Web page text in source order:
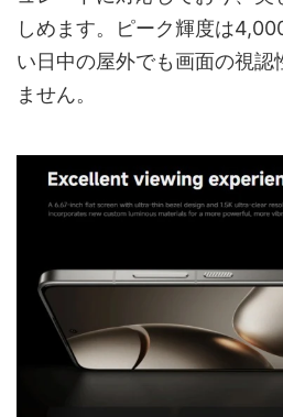
しめます。ピーク輝度は
い日中の屋外でも画面の視認
ません。